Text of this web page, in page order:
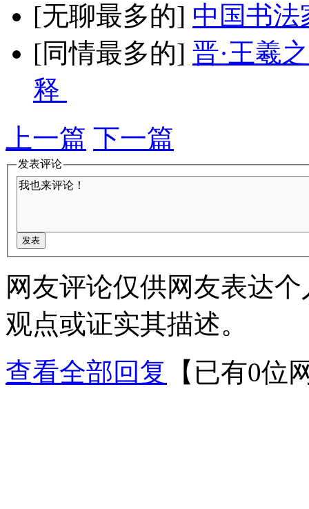
[无聊最多的] 中国书法
[同情最多的] 晋·王羲
释
上一篇 下一篇
发表评论
网友评论仅供网友表达
观点或证实其描述。
查看全部回复
【已有0位